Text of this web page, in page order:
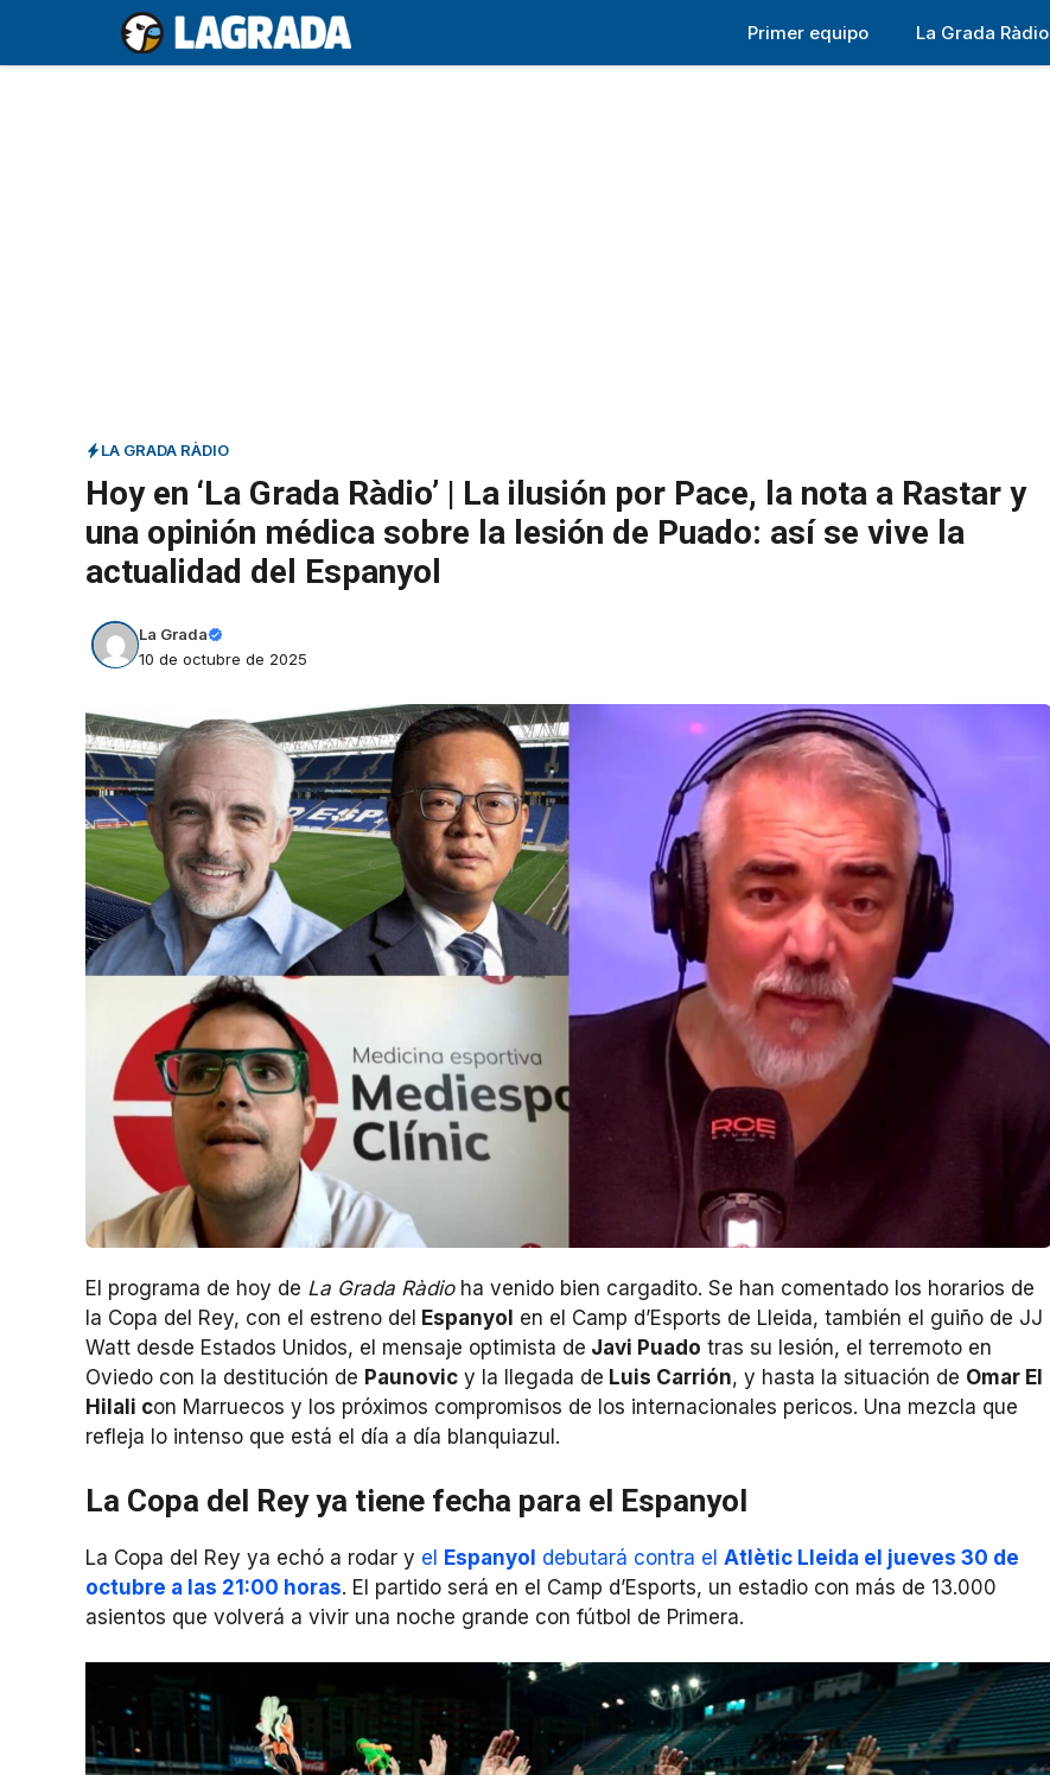
contenido
Primer equipo La Grada Ràdio
LA GRADA RÀDIO
Hoy en ‘La Grada Ràdio’ | La ilusión por Pace, la nota a Rastar y
una opinión médica sobre la lesión de Puado: así se vive la
actualidad del Espanyol
La Grada
10 de octubre de 2025
El programa de hoy de La Grada Ràdio ha venido bien cargadito. Se han comentado los horarios de
la Copa del Rey, con el estreno del Espanyol en el Camp d’Esports de Lleida, también el guiño de JJ
Watt desde Estados Unidos, el mensaje optimista de Javi Puado tras su lesión, el terremoto en
Oviedo con la destitución de Paunovic y la llegada de Luis Carrión, y hasta la situación de Omar El
Hilali con Marruecos y los próximos compromisos de los internacionales pericos. Una mezcla que
refleja lo intenso que está el día a día blanquiazul.
La Copa del Rey ya tiene fecha para el Espanyol
La Copa del Rey ya echó a rodar y el Espanyol debutará contra el Atlètic Lleida el jueves 30 de
octubre a las 21:00 horas. El partido será en el Camp d’Esports, un estadio con más de 13.000
asientos que volverá a vivir una noche grande con fútbol de Primera.